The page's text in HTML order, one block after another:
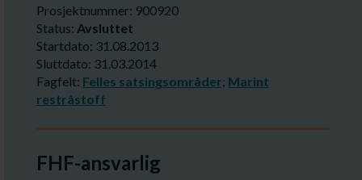
Prosjektnummer: 900920
Status: Avsluttet
Startdato: 31.08.2013
Sluttdato: 31.03.2014
Fagfelt: Felles satsingsområder; Marint
restråstoff
FHF-ansvarlig